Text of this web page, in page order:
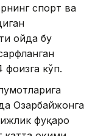
спорт ва
ойда бу
фоизга кўп.
Озарбайжонга
фуқаро